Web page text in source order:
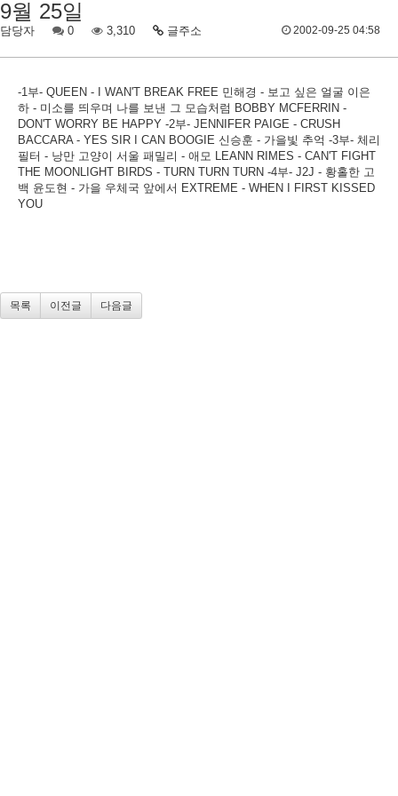
9월 25일
담당자 0 3,310 글주소 2002-09-25 04:58
-1부- QUEEN - I WAN'T BREAK FREE 민해경 - 보고 싶은 얼굴 이은
하 - 미소를 띄우며 나를 보낸 그 모습처럼 BOBBY MCFERRIN -
DON'T WORRY BE HAPPY -2부- JENNIFER PAIGE - CRUSH
BACCARA - YES SIR I CAN BOOGIE 신승훈 - 가을빛 추억 -3부- 체리
필터 - 낭만 고양이 서울 패밀리 - 애모 LEANN RIMES - CAN'T FIGHT
THE MOONLIGHT BIRDS - TURN TURN TURN -4부- J2J - 황홀한 고
백 윤도현 - 가을 우체국 앞에서 EXTREME - WHEN I FIRST KISSED
YOU
목록 이전글 다음글